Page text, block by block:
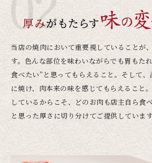
当店の焼肉において重要視していることが
す。 色んな部位を味わいながらでも胃もたれ
食べたい”と思ってもらえること。 そして
に焼け、肉本来の味を感じてもらえること。
しているからこそ、どのお肉も店主自ら食
と思った厚さに切り分けてご提供しています